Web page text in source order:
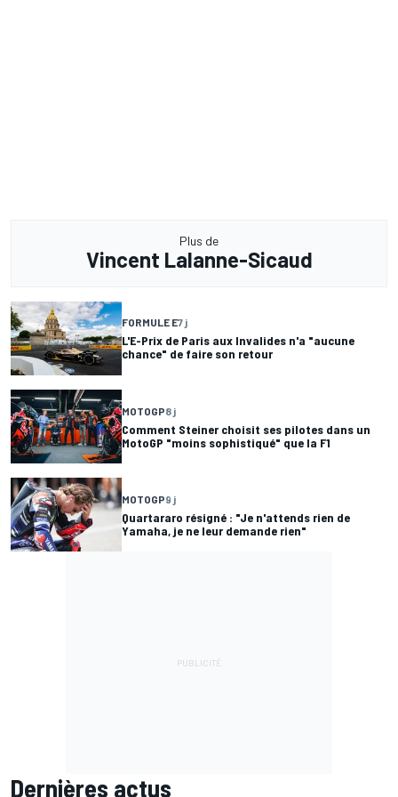
Plus de
Vincent Lalanne-Sicaud
FORMULE E7 j
L'E-Prix de Paris aux Invalides n'a "aucune
chance" de faire son retour
MOTOGP8 j
Comment Steiner choisit ses pilotes dans un
MotoGP "moins sophistiqué" que la F1
MOTOGP9 j
Quartararo résigné : "Je n'attends rien de
Yamaha, je ne leur demande rien"
Dernières actus